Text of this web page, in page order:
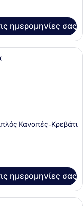
ημερομηνίες σας
με έναν κόκκινο
Καναπές-Κρεβάτι
ημερομηνίες σας
με ροζ σεντόνια,